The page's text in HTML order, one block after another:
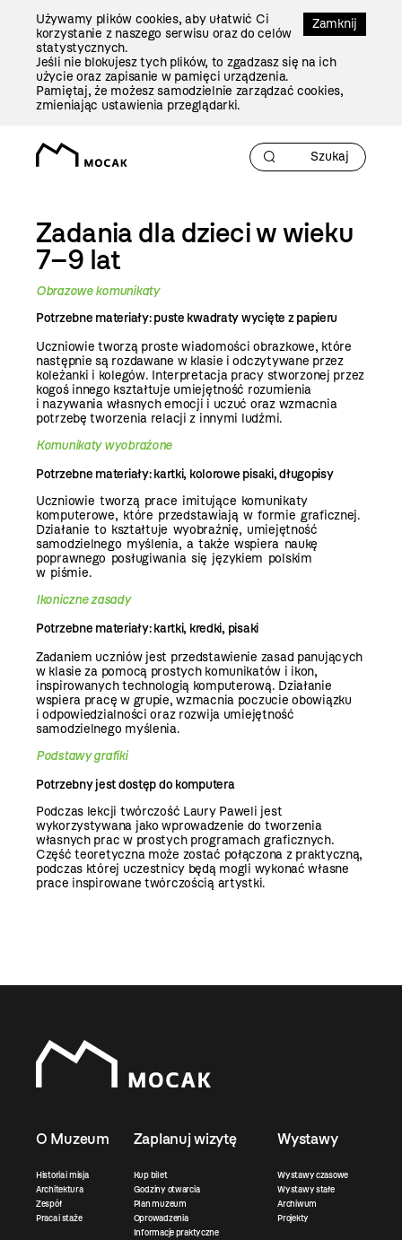
Zamknij
Używamy plików cookies, aby ułatwić Ci
korzystanie z naszego serwisu oraz do celów
statystycznych.
Jeśli nie blokujesz tych plików, to zgadzasz się na ich
użycie oraz zapisanie w pamięci urządzenia.
Pamiętaj, że możesz samodzielnie zarządzać cookies,
zmieniając ustawienia przeglądarki.
Zadania dla dzieci w wieku
7–9 lat
Obrazowe komunikaty
Potrzebne materiały: puste kwadraty wycięte z papieru
Uczniowie tworzą proste wiadomości obrazkowe, które
następnie są rozdawane w klasie i odczytywane przez
koleżanki i kolegów. Interpretacja pracy stworzonej przez
kogoś innego kształtuje umiejętność rozumienia
i nazywania własnych emocji i uczuć oraz wzmacnia
potrzebę tworzenia relacji z innymi ludźmi.
Komunikaty wyobrażone
Potrzebne materiały: kartki, kolorowe pisaki, długopisy
Uczniowie tworzą prace imitujące komunikaty
komputerowe, które przedstawiają w formie graficznej.
Działanie to kształtuje wyobraźnię, umiejętność
samodzielnego myślenia, a także wspiera naukę
poprawnego posługiwania się językiem polskim
w piśmie.
Ikoniczne zasady
Potrzebne materiały: kartki, kredki, pisaki
Zadaniem uczniów jest przedstawienie zasad panujących
w klasie za pomocą prostych komunikatów i ikon,
inspirowanych technologią komputerową. Działanie
wspiera pracę w grupie, wzmacnia poczucie obowiązku
i odpowiedzialności oraz rozwija umiejętność
samodzielnego myślenia.
Podstawy grafiki
Potrzebny jest dostęp do komputera
Podczas lekcji twórczość Laury Paweli jest
wykorzystywana jako wprowadzenie do tworzenia
własnych prac w prostych programach graficznych.
Część teoretyczna może zostać połączona z praktyczną,
podczas której uczestnicy będą mogli wykonać własne
prace inspirowane twórczością artystki.
O Muzeum
Historia i misja
Architektura
Zespół
Praca i staże
Zaplanuj wizytę
Kup bilet
Godziny otwarcia
Plan muzeum
Oprowadzenia
Informacje praktyczne
Wystawy
Wystawy czasowe
Wystawy stałe
Archiwum
Projekty